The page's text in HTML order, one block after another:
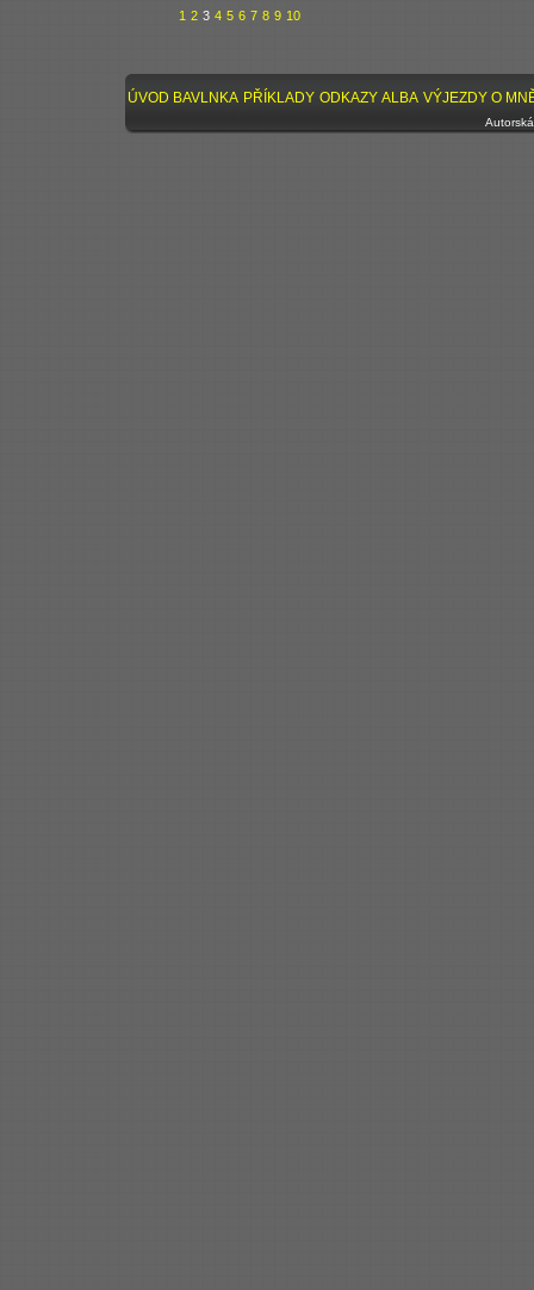
1 2 3 4 5 6 7 8 9 10
ÚVOD BAVLNKA PŘÍKLADY ODKAZY ALBA VÝJEZDY O